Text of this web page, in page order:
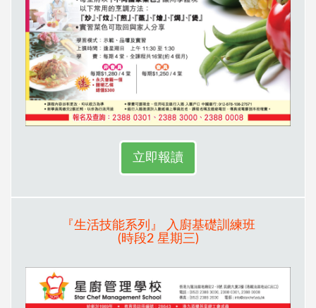
立即報讀
『生活技能系列』 入廚基礎訓練班
(時段2 星期三)